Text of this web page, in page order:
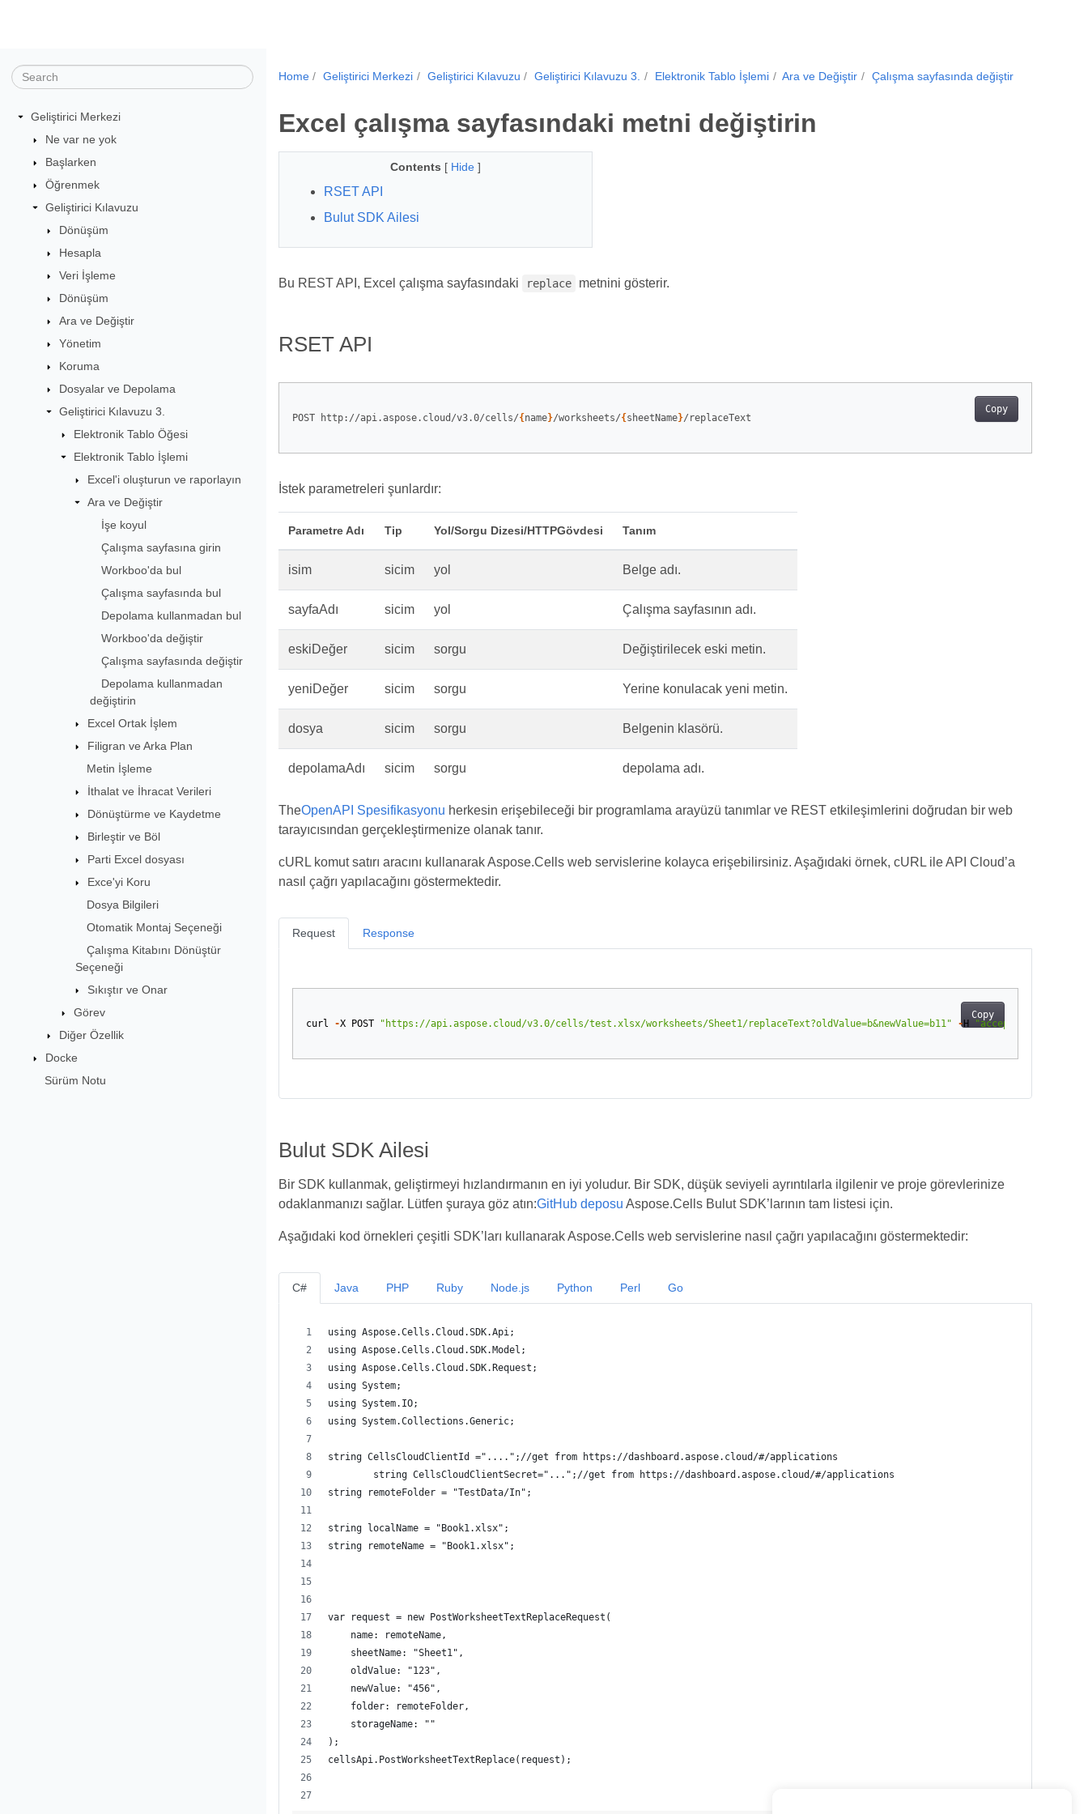
Geliştirici Merkezi
Ne var ne yok
Başlarken
Öğrenmek
Geliştirici Kılavuzu
Dönüşüm
Hesapla
Veri İşleme
Dönüşüm
Ara ve Değiştir
Yönetim
Koruma
Dosyalar ve Depolama
Geliştirici Kılavuzu 3.
Elektronik Tablo Öğesi
Elektronik Tablo İşlemi
Excel'i oluşturun ve raporlayın
Ara ve Değiştir
İşe koyul
Çalışma sayfasına girin
Workboo'da bul
Çalışma sayfasında bul
Depolama kullanmadan bul
Workboo'da değiştir
Çalışma sayfasında değiştir
Depolama kullanmadan
değiştirin
Excel Ortak İşlem
Filigran ve Arka Plan
Metin İşleme
İthalat ve İhracat Verileri
Dönüştürme ve Kaydetme
Birleştir ve Böl
Parti Excel dosyası
Exce'yi Koru
Dosya Bilgileri
Otomatik Montaj Seçeneği
Çalışma Kitabını Dönüştür
Seçeneği
Sıkıştır ve Onar
Görev
Diğer Özellik
Docke
Sürüm Notu
Home Geliştirici Merkezi Geliştirici Kılavuzu Geliştirici Kılavuzu 3. Elektronik Tablo İşlemi Ara ve Değiştir Çalışma sayfasında değiştir
Excel çalışma sayfasındaki metni değiştirin
Contents [ Hide ]
RSET API
Bulut SDK Ailesi
Bu REST API, Excel çalışma sayfasındaki replace metnini gösterir.
RSET API
Copy
POST http://api.aspose.cloud/v3.0/cells/{ name}/worksheets/{ sheetName}/replaceText
İstek parametreleri şunlardır:
Parametre Adı Tip Yol/Sorgu Dizesi/HTTPGövdesi Tanım
isim sicim yol Belge adı.
sayfaAdı sicim yol Çalışma sayfasının adı.
eskiDeğer sicim sorgu Değiştirilecek eski metin.
yeniDeğer sicim sorgu Yerine konulacak yeni metin.
dosya sicim sorgu Belgenin klasörü.
depolamaAdı sicim sorgu depolama adı.
TheOpenAPI Spesifikasyonu herkesin erişebileceği bir programlama arayüzü tanımlar ve REST etkileşimlerini doğrudan bir web
tarayıcısından gerçekleştirmenize olanak tanır.
cURL komut satırı aracını kullanarak Aspose.Cells web servislerine kolayca erişebilirsiniz. Aşağıdaki örnek, cURL ile API Cloud’a
nasıl çağrı yapılacağını göstermektedir.
Request
Copy
curl -X POST "https://api.aspose.cloud/v3.0/cells/test.xlsx/worksheets/Sheet1/replaceText?oldValue=b&newValue=b11" - H "accept:
Response
Bulut SDK Ailesi
Bir SDK kullanmak, geliştirmeyi hızlandırmanın en iyi yoludur. Bir SDK, düşük seviyeli ayrıntılarla ilgilenir ve proje görevlerinize
odaklanmanızı sağlar. Lütfen şuraya göz atın:GitHub deposu Aspose.Cells Bulut SDK’larının tam listesi için.
Aşağıdaki kod örnekleri çeşitli SDK’ları kullanarak Aspose.Cells web servislerine nasıl çağrı yapılacağını göstermektedir:
C#
using Aspose.Cells.Cloud.SDK.Api;
using Aspose.Cells.Cloud.SDK.Model;
using Aspose.Cells.Cloud.SDK.Request;
using System;
using System.IO;
using System.Collections.Generic;
string CellsCloudClientId ="....";//get from https://dashboard.aspose.cloud/#/applications
        string CellsCloudClientSecret="...";//get from https://dashboard.aspose.cloud/#/applications
string remoteFolder = "TestData/In";
string localName = "Book1.xlsx";
string remoteName = "Book1.xlsx";
var request = new PostWorksheetTextReplaceRequest(
    name: remoteName,
    sheetName: "Sheet1",
    oldValue: "123",
    newValue: "456",
    folder: remoteFolder,
    storageName: ""
);
cellsApi.PostWorksheetTextReplace(request);
Java PHP Ruby Node.js Python Perl Go